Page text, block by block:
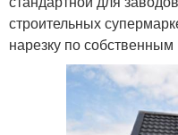
строительных
нарезку по